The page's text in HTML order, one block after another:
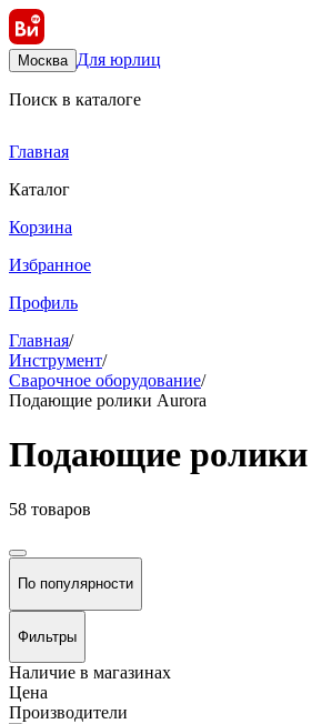
Москва Для юрлиц
Поиск в каталоге
Главная
Каталог
Корзина
Избранное
Профиль
Главная/
Инструмент/
Сварочное оборудование/
Подающие ролики Aurora
Подающие
58 товаров
По популярности
Фильтры
Наличие в магазинах
Цена
Производители